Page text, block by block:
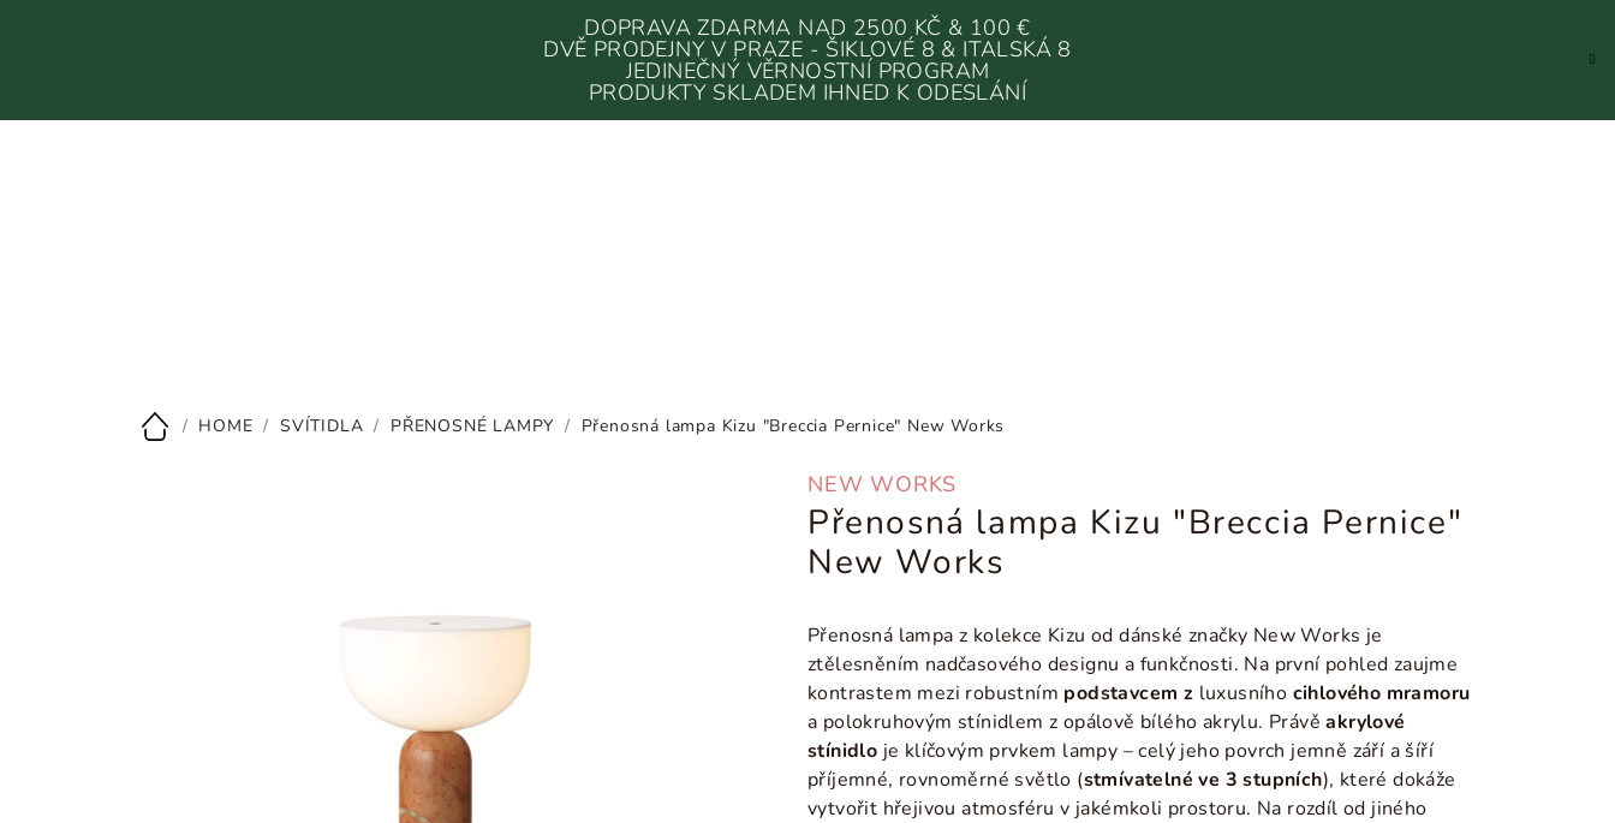
DOPRAVA ZDARMA NAD 2500 KČ & 100 €
DVĚ PRODEJNY V PRAZE - ŠIKLOVÉ 8 & ITALSKÁ 8
JEDINEČNÝ VĚRNOSTNÍ PROGRAM
PRODUKTY SKLADEM IHNED K ODESLÁNÍ
Domů
/ HOME / SVÍTIDLA / PŘENOSNÉ LAMPY / Přenosná lampa Kizu "Breccia Pernice" New Works
NEW WORKS
Přenosná lampa Kizu "Breccia Pernice"
New Works
Přenosná lampa z kolekce Kizu od dánské značky New Works je
ztělesněním nadčasového designu a funkčnosti. Na první pohled zaujme
kontrastem mezi robustním podstavcem z luxusního cihlového mramoru
a polokruhovým stínidlem z opálově bílého akrylu. Právěakrylové
stínidlo je klíčovým prvkem lampy – celý jeho povrch jemně září a šíří
příjemné, rovnoměrné světlo (stmívatelné ve 3 stupních), které dokáže
vytvořit hřejivou atmosféru v jakémkoli prostoru. Na rozdíl od jiného